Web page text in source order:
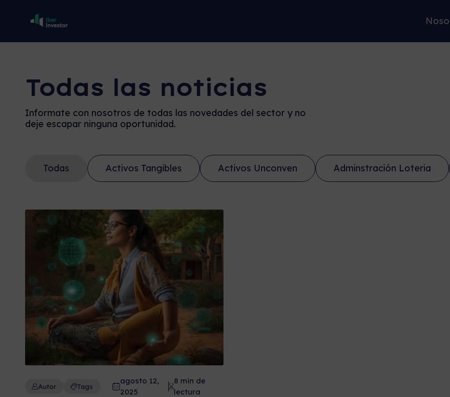
Todas las noticias
Informate con nosotros de todas las novedades del sector y no
deje escapar ninguna oportunidad.
Todas Activos Tangibles Activos Unconven Adminstración Loteria
Autor Tags
agosto 12,
2025
8 min de
lectura